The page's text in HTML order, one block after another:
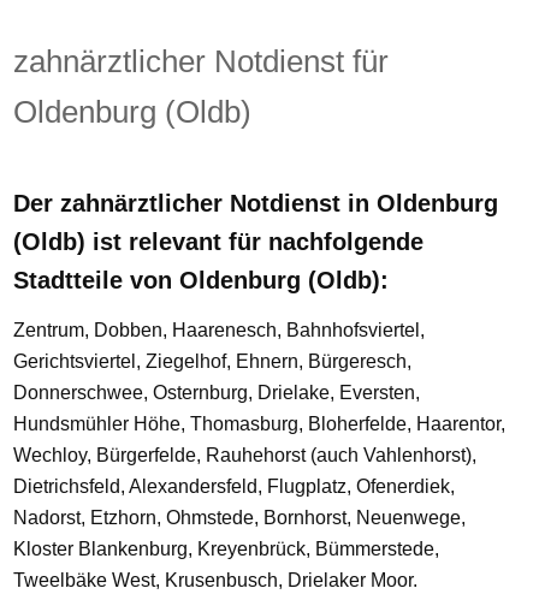
zahnärztlicher Notdienst für
Oldenburg (Oldb)
Der zahnärztlicher Notdienst in Oldenburg
(Oldb) ist relevant für nachfolgende
Stadtteile von Oldenburg (Oldb):
Zentrum, Dobben, Haarenesch, Bahnhofsviertel,
Gerichtsviertel, Ziegelhof, Ehnern, Bürgeresch,
Donnerschwee, Osternburg, Drielake, Eversten,
Hundsmühler Höhe, Thomasburg, Bloherfelde, Haarentor,
Wechloy, Bürgerfelde, Rauhehorst (auch Vahlenhorst),
Dietrichsfeld, Alexandersfeld, Flugplatz, Ofenerdiek,
Nadorst, Etzhorn, Ohmstede, Bornhorst, Neuenwege,
Kloster Blankenburg, Kreyenbrück, Bümmerstede,
Tweelbäke West, Krusenbusch, Drielaker Moor.